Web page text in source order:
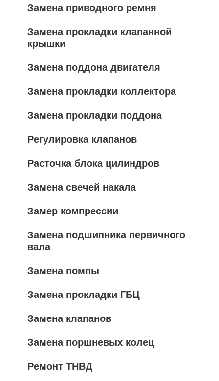
Замена приводного ремня
Замена прокладки клапанной
крышки
Замена поддона двигателя
Замена прокладки коллектора
Замена прокладки поддона
Регулировка клапанов
Расточка блока цилиндров
Замена свечей накала
Замер компрессии
Замена подшипника первичного
вала
Замена помпы
Замена прокладки ГБЦ
Замена клапанов
Замена поршневых колец
Ремонт ТНВД